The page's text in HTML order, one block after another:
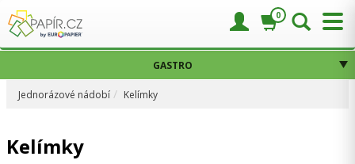
GASTRO
Jednorázové nádobí Kelímky
Kelímky
0